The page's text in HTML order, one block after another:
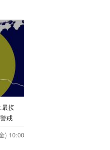
最接
戒
) 10:00